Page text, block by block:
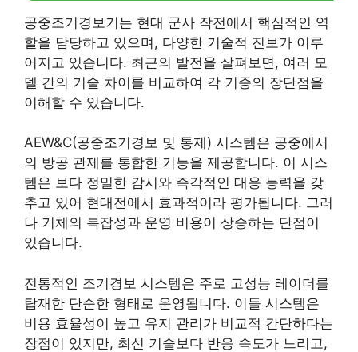
공중조기경보기는 현대 군사 작전에서 핵심적인 역
할을 담당하고 있으며, 다양한 기술적 진보가 이루
어지고 있습니다. 최근의 발전을 살펴보면, 여러 모
델 간의 기술 차이를 비교하여 각 기종의 장단점을
이해할 수 있습니다.
AEW&C(공중조기경보 및 통제) 시스템은 공중에서
의 방공 관제를 통합한 기능을 제공합니다. 이 시스
템은 보다 정밀한 감시와 즉각적인 대응 능력을 갖
추고 있어 현대전에서 효과적이라 평가됩니다. 그러
나 기체의 복잡성과 운영 비용이 상승하는 단점이
있습니다.
전통적인 조기경보 시스템은 주로 고성능 레이더를
탑재한 단순한 형태로 운영됩니다. 이들 시스템은
비용 효율성이 높고 유지 관리가 비교적 간단하다는
장점이 있지만, 최신 기술보다 반응 속도가 느리고,